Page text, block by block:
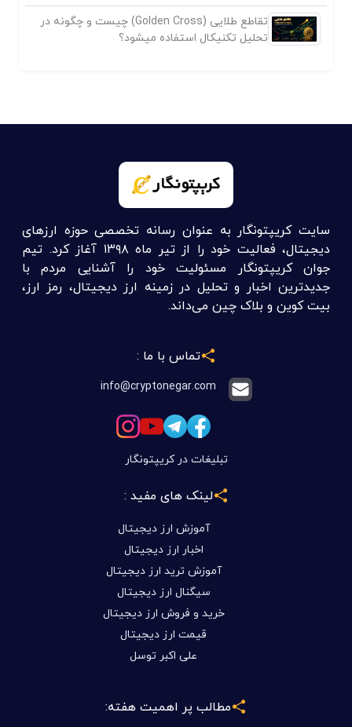
تقاطع طلایی (Golden Cross) چیست و چگونه در
تحلیل تکنیکال استفاده میشود؟
سایت کریپتونگار به عنوان رسانه تخصصی حوزه ارزهای
دیجیتال، فعالیت خود را از تیر ماه ۱۳۹۸ آغاز کرد. تیم
جوان کریپتونگار مسئولیت خود را آشنایی مردم با
جدیدترین اخبار و تحلیل در زمینه ارز دیجیتال، رمز ارز،
بیت کوین و بلاک چین می‌داند.
تماس با ما :
info@cryptonegar.com
تبلیغات در کریپتونگار
لینک های مفید :
آموزش ارز دیجیتال
اخبار ارز دیجیتال
آموزش ترید ارز دیجیتال
سیگنال ارز دیجیتال
خرید و فروش ارز دیجیتال
قیمت ارز دیجیتال
علی اکبر توسل
مطالب پر اهمیت هفته: